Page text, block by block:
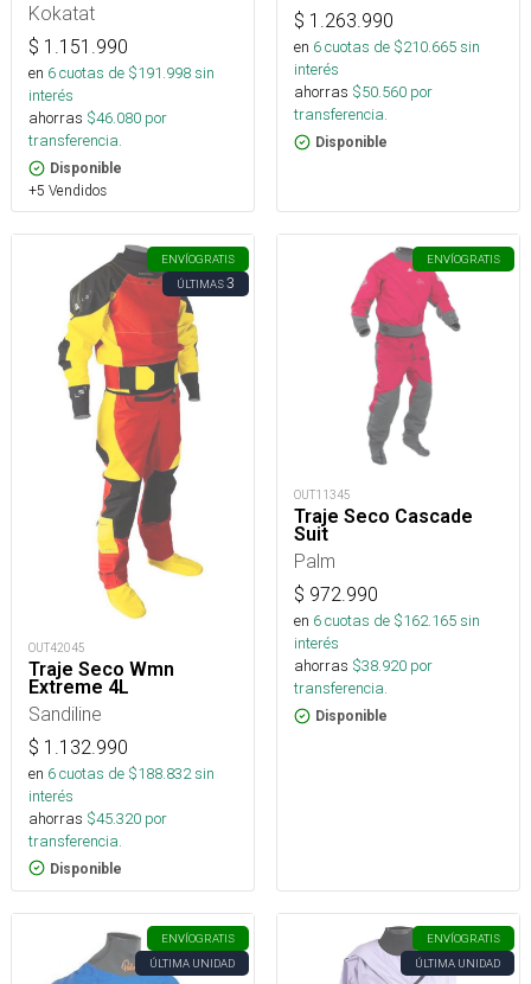
Kokatat
$ 1.151.990
en 6cuotas de $191.998sin
interés
ahorras $46.080 por
transferencia.
Disponible
+5 Vendidos
$ 1.263.990
en 6cuotas de $210.665sin
interés
ahorras $50.560 por
transferencia.
Disponible
ENVÍOGRATIS
ÚLTIMAS3
OUT42045
Traje Seco Wmn
Extreme 4L
Sandiline
$ 1.132.990
en 6cuotas de $188.832sin
interés
ahorras $45.320 por
transferencia.
Disponible
ENVÍOGRATIS
OUT11345
Traje Seco Cascade
Suit
Palm
$ 972.990
en 6cuotas de $162.165sin
interés
ahorras $38.920 por
transferencia.
Disponible
ENVÍOGRATIS
ÚLTIMA UNIDAD
ENVÍOGRATIS
ÚLTIMA UNIDAD